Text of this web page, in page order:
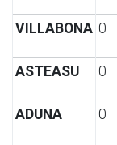
VILLABONA 0
ASTEASU 0
ADUNA 0